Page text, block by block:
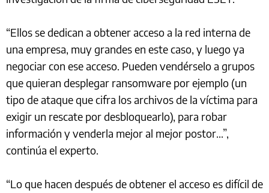
“Ellos se dedican a obtener acceso a la red interna de
una empresa, muy grandes en este caso, y luego ya
negociar con ese acceso. Pueden vendérselo a grupos
que quieran desplegar ransomware por ejemplo (un
tipo de ataque que cifra los archivos de la víctima para
exigir un rescate por desbloquearlo), para robar
información y venderla mejor al mejor postor...”,
continúa el experto.
“Lo que hacen después de obtener el acceso es difícil de